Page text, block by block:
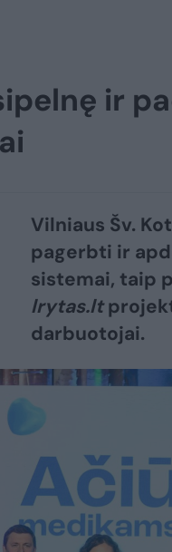
ir
Vilniaus Šv.
pagerbti ir
sistemai, taip
lrytas.lt
darbuotojai.